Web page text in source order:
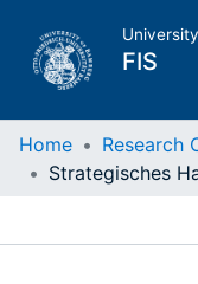
FIS
Home
Home Research